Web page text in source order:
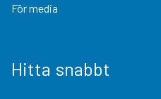
För media
Hitta snabbt